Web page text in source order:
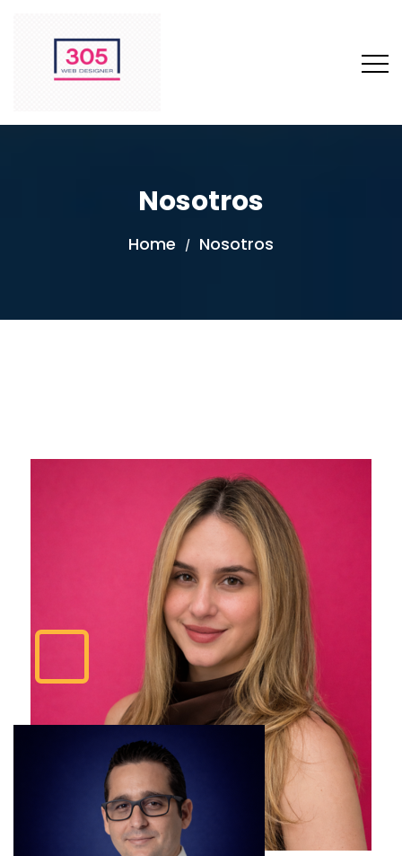
Nosotros
Home / Nosotros